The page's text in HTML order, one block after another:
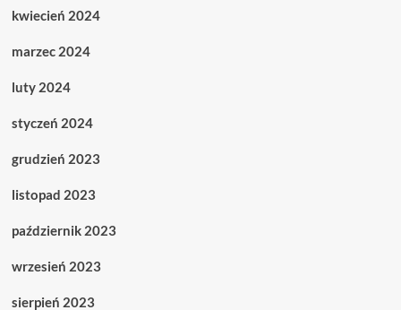
kwiecień 2024
marzec 2024
luty 2024
styczeń 2024
grudzień 2023
listopad 2023
październik 2023
wrzesień 2023
sierpień 2023